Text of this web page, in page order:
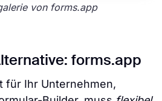
von forms.app
forms.app
für Ihr Unternehmen,